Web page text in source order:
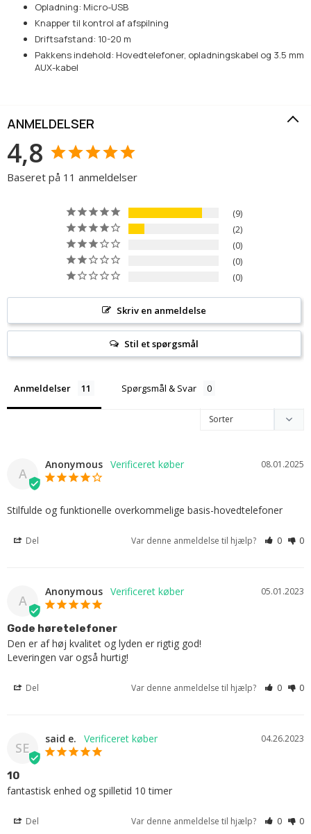
Opladning: Micro-USB
Knapper til kontrol af afspilning
Driftsafstand: 10-20 m
Pakkens indehold: Hovedtelefoner, opladningskabel og 3.5 mm
AUX-kabel
ANMELDELSER
4,8
Baseret på 11 anmeldelser
9
2
0
0
0
Skriv en anmeldelse
Stil et spørgsmål
Anmeldelser Spørgsmål & Svar
A
08.01.2025
Anonymous
Stilfulde og funktionelle overkommelige basis-hovedtelefoner
Del Var denne anmeldelse til hjælp? 0 0
A
05.01.2023
Anonymous
Gode ​​høretelefoner
Den er af høj kvalitet og lyden er rigtig god!
Leveringen var også hurtig!
Del Var denne anmeldelse til hjælp? 0 0
SE
04.26.2023
said e.
10
fantastisk enhed og spilletid 10 timer
Del Var denne anmeldelse til hjælp? 0 0